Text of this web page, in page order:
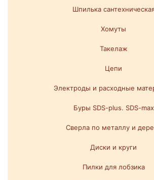
Шпилька
Хомуты
Такелаж
Цепи
Электроды и расходные
Буры SDS-plus. SDS-max
Сверла по металлу и
Диски и круги
Пилки для лобзика